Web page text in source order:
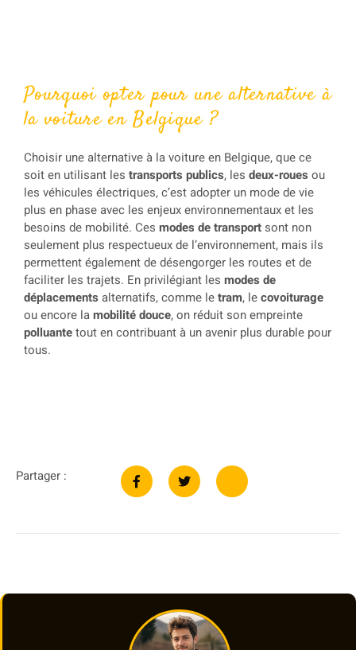
Pourquoi opter pour une alternative à
la voiture en Belgique ?
Choisir une alternative à la voiture en Belgique, que ce
soit en utilisant les transports publics, les deux-roues ou
les véhicules électriques, c’est adopter un mode de vie
plus en phase avec les enjeux environnementaux et les
besoins de mobilité. Ces modes de transport sont non
seulement plus respectueux de l’environnement, mais ils
permettent également de désengorger les routes et de
faciliter les trajets. En privilégiant les modes de
déplacements alternatifs, comme letram, lecovoiturage
ou encore lamobilité douce, on réduit son empreinte
polluantetout en contribuant à un avenir plus durable pour
tous.
Partager :